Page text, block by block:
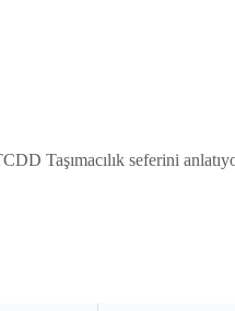
Taşımacılık seferini